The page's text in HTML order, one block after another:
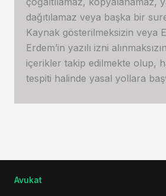
dağıtılamaz veya başka bir
Kaynak gösterilmeksizin veya
Erdem’in yazılı izni
içerikler takip edilmekte olup,
tespiti halinde yasal yollara
Avukat